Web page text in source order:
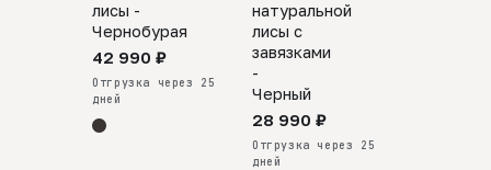
лисы -
Чернобурая
42 990 ₽
Отгрузка через 25
дней
натуральной
лисы с
завязками
-
Черный
28 990 ₽
Отгрузка через 25
дней